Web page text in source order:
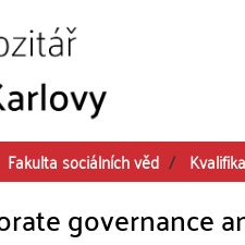
Fakulta sociálních věd
governance